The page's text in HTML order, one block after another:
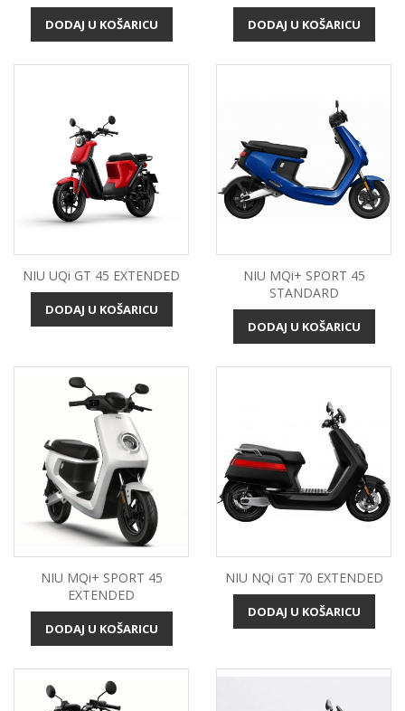
DODAJ U KOŠARICU DODAJ U KOŠARICU
NIU UQi GT 45 EXTENDED
DODAJ U KOŠARICU
NIU MQi+ SPORT 45
STANDARD
DODAJ U KOŠARICU
NIU MQi+ SPORT 45
EXTENDED
DODAJ U KOŠARICU
NIU NQi GT 70 EXTENDED
DODAJ U KOŠARICU